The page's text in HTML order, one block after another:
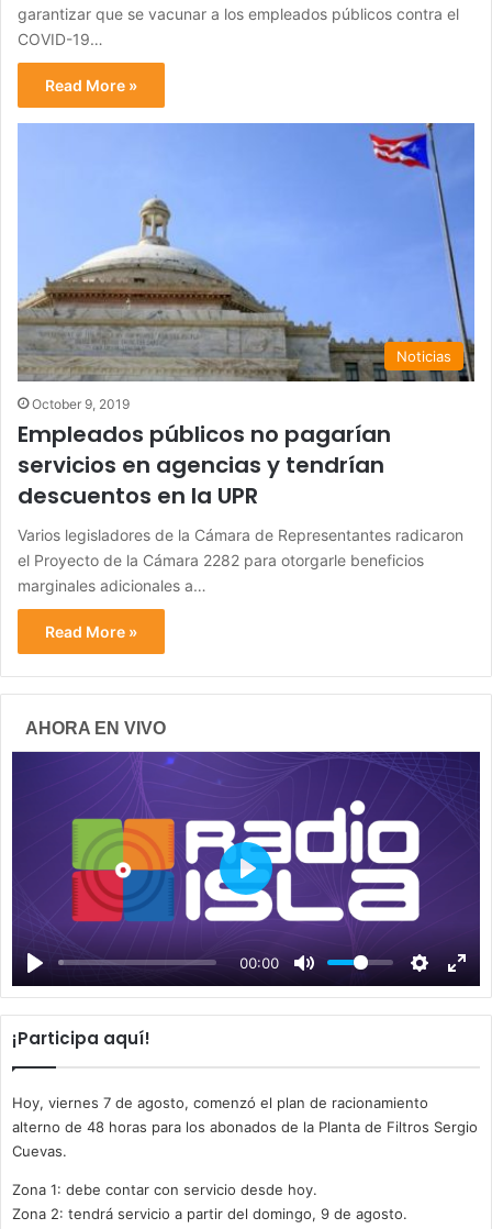
garantizar que se vacunar a los empleados públicos contra el
COVID-19…
Read More »
Noticias
October 9, 2019
Empleados públicos no pagarían
servicios en agencias y tendrían
descuentos en la UPR
Varios legisladores de la Cámara de Representantes radicaron
el Proyecto de la Cámara 2282 para otorgarle beneficios
marginales adicionales a…
Read More »
AHORA EN VIVO
00:00
P
a
y
¡Participa aquí!
Hoy, viernes 7 de agosto, comenzó el plan de racionamiento
alterno de 48 horas para los abonados de la Planta de Filtros Sergio
Cuevas.
Zona 1: debe contar con servicio desde hoy.
Zona 2: tendrá servicio a partir del domingo, 9 de agosto.